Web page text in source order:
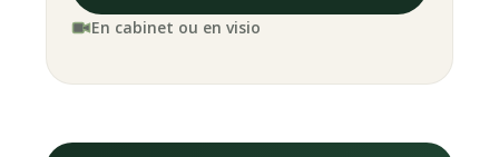
En cabinet ou en visio